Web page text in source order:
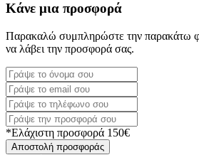
Κάνε μια προσφορά
Παρακαλώ συμπληρώστε την παρακάτω
να λάβει την προσφορά σας.
*Ελάχιστη προσφορά 150€
Αποστολή προσφοράς